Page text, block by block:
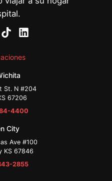
St. N #204
67206
4400
City
Ave #100
KS 67846
2855